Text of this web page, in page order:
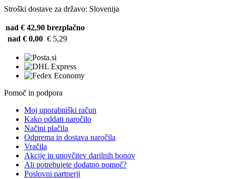
Stroški dostave za državo: Slovenija
nad € 42,90 brezplačno
nad € 0,00 € 5,29
Pomoč in podpora
Moj uporabniški račun
Kako oddati naročilo
Načini plačila
Odprema in dostava naročila
Vračila
Akcije in unovčitev darilnih bonov
Ali potrebujete dodatno pomoč?
Poslovni partnerji